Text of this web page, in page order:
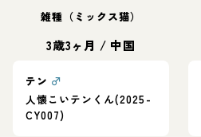
雑種（ミックス猫）
3歳3ヶ月 / 中国
テン ♂
人懐こいテンくん(2025-
CY007)